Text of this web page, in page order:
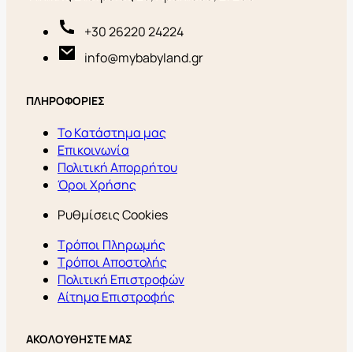
+30 26220 24224
info@mybabyland.gr
ΠΛΗΡΟΦΟΡΙΕΣ
Το Κατάστημα μας
Επικοινωνία
Πολιτική Απορρήτου
Όροι Χρήσης
Ρυθμίσεις Cookies
Τρόποι Πληρωμής
Τρόποι Αποστολής
Πολιτική Επιστροφών
Αίτημα Επιστροφής
ΑΚΟΛΟΥΘΗΣΤΕ ΜΑΣ